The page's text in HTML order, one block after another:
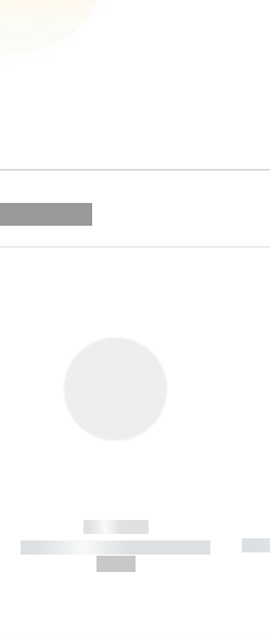
------------
----------- ----------- -----------